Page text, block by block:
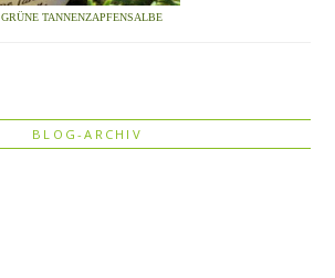
GRÜNE TANNENZAPFENSALBE
BLOG-ARCHIV